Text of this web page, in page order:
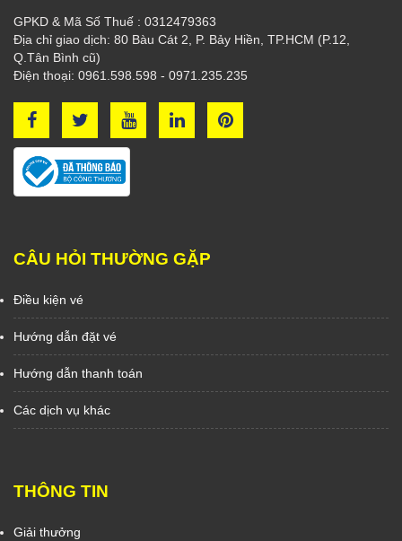
GPKD & Mã Số Thuế : 0312479363
Địa chỉ giao dịch: 80 Bàu Cát 2, P. Bảy Hiền, TP.HCM (P.12,
Q.Tân Bình cũ)
Điện thoại: 0961.598.598 - 0971.235.235
CÂU HỎI THƯỜNG GẶP
Điều kiện vé
Hướng dẫn đặt vé
Hướng dẫn thanh toán
Các dịch vụ khác
THÔNG TIN
Giải thưởng